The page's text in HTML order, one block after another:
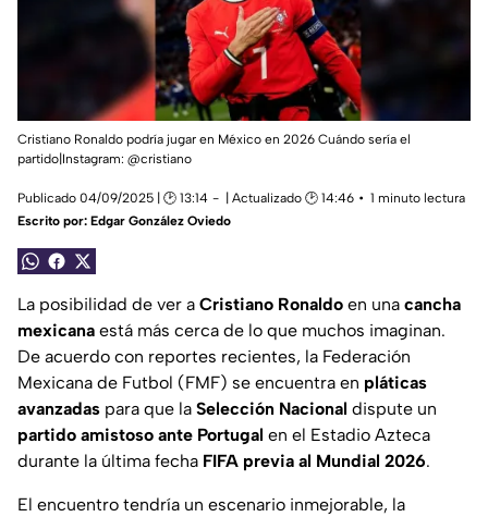
Cristiano Ronaldo podría jugar en México en 2026 Cuándo sería el
partido|Instagram: @cristiano
Publicado 04/09/2025 | 🕑 13:14 | Actualizado 🕑 14:46
1 minuto lectura
Escrito por: Edgar González Oviedo
La posibilidad de ver a Cristiano Ronaldo en una cancha
mexicana está más cerca de lo que muchos imaginan.
De acuerdo con reportes recientes, la Federación
Mexicana de Futbol (FMF) se encuentra en pláticas
avanzadas para que la Selección Nacional dispute un
partido amistoso ante Portugal en el Estadio Azteca
durante la última fecha FIFA previa al Mundial 2026.
El encuentro tendría un escenario inmejorable, la